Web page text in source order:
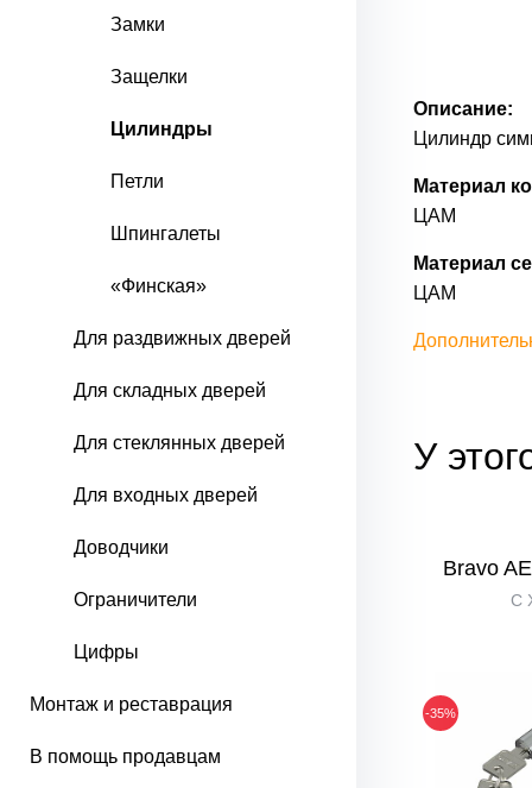
Замки
Защелки
Цилиндры
Петли
Шпингалеты
«Финская»
Для раздвижных дверей
Для складных дверей
Для стеклянных дверей
Для входных дверей
Доводчики
Ограничители
Цифры
Монтаж и реставрация
В помощь продавцам
Описание:
Цилиндр
Материал
ЦАМ
Материал
ЦАМ
У
Bravo
C
-35%